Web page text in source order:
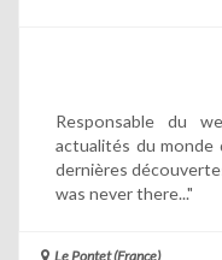
Responsable du
actualités du monde
dernières
was never there..."
Le Pontet (France)